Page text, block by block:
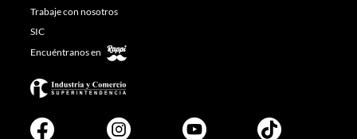
Trabaje con nosotros
SIC
Encuéntranos en